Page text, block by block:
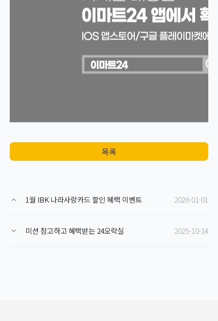
목록
1월 IBK 나라사랑카드 할인 혜택 이벤트 2026-01-01
미션 참고하고 혜택받는 24오락실 2025-10-14